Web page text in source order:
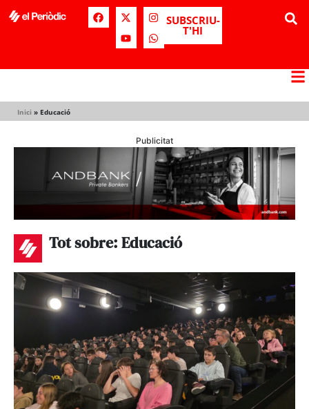
SUBSCRIU-
T'HI
Inici » Educació
Publicitat
Tot sobre: Educació